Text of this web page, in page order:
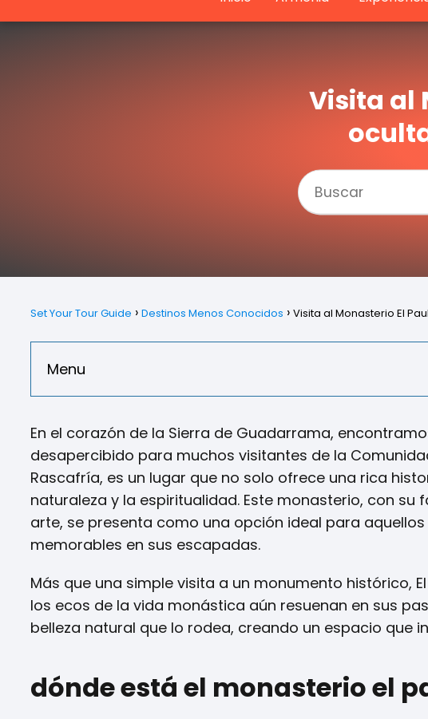
Visita al
Set Your Tour Guide Destinos Menos Conocidos Visita al Monasterio El
Menu
En el corazón de la Sierra de Guadarrama,
desapercibido para muchos visitantes de la
Rascafría, es un lugar que no solo ofrece una rica
naturaleza y la espiritualidad. Este monasterio, con
arte, se presenta como una opción ideal para
memorables en sus escapadas.
Más que una simple visita a un monumento histórico,
los ecos de la vida monástica aún resuenan en sus
belleza natural que lo rodea, creando un espacio que
dónde está el monasterio el